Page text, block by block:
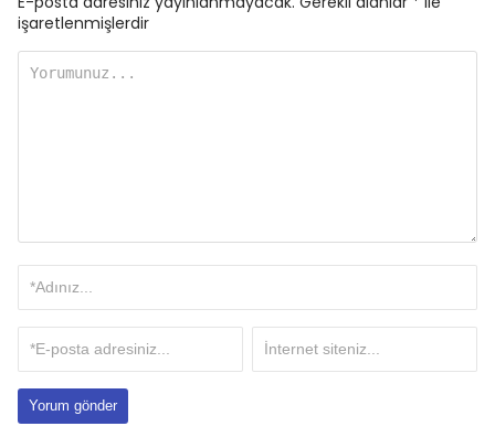
işaretlenmişlerdir